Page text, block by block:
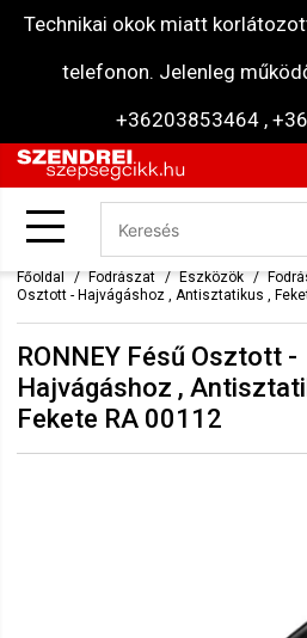
Technikai okok miatt
telefonon. Jelenleg
+36203853464 ,
Főoldal Fodrászat Eszközök
Osztott - Hajvágáshoz , Antisztatikus ,
RONNEY Fésű Osztott -
Hajvágáshoz ,
Fekete RA 00112